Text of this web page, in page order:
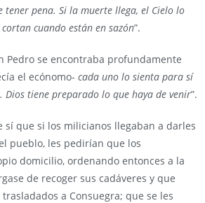
pena. Si la muerte llega, el Cielo lo
cuando están en sazón”.
Pedro se encontraba profundamente
el ecónomo- cada uno lo sienta para sí
Dios tiene preparado lo que haya de venir”.
sí que si los milicianos llegaban a darles
pueblo, les pedirían que los
domicilio, ordenando entonces a la
de recoger sus cadáveres y que
a Consuegra; que se les